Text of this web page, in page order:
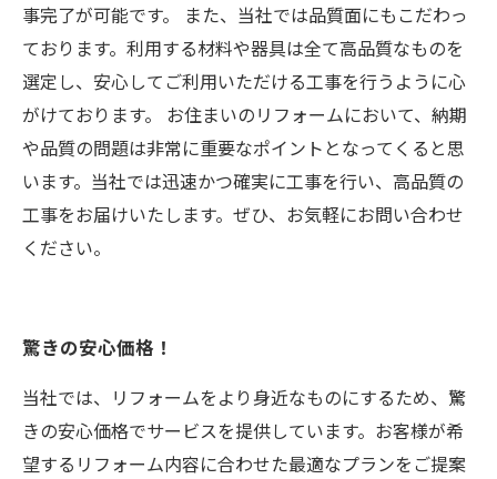
事完了が可能です。 また、当社では品質面にもこだわっ
ております。利用する材料や器具は全て高品質なものを
選定し、安心してご利用いただける工事を行うように心
がけております。 お住まいのリフォームにおいて、納期
や品質の問題は非常に重要なポイントとなってくると思
います。当社では迅速かつ確実に工事を行い、高品質の
工事をお届けいたします。ぜひ、お気軽にお問い合わせ
ください。
驚きの安心価格！
当社では、リフォームをより身近なものにするため、驚
きの安心価格でサービスを提供しています。お客様が希
望するリフォーム内容に合わせた最適なプランをご提案